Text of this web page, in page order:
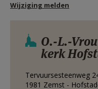
HULP
MIJN
AANMELDEN
Wijziging melden
O.-L.-
kerk
Tervuursesteenweg
1981 Zemst -